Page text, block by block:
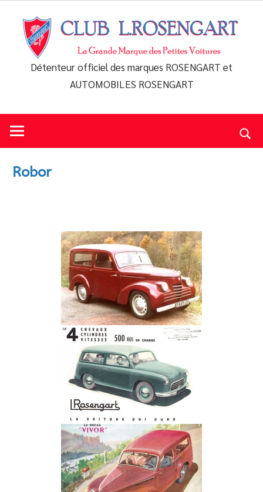
content
Club
L.Rosengart
Détenteur officiel des marques ROSENGART et
AUTOMOBILES ROSENGART
Robor